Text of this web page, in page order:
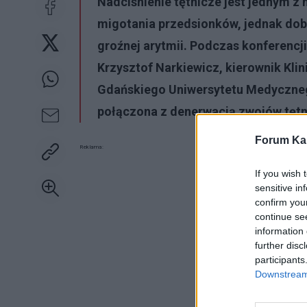
Forum
If you wish
sensitive
confirm
continue
information
further
migotania przedsionków, jednak
groźnej arytmii. Podczas
Krzysztof Narkiewicz, kierownik
Gdańskiego Uniwersytetu
połączona z denerwacją zwojów
Reklama: